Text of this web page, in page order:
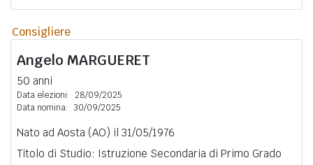
Consigliere
Angelo MARGUERET
50 anni
Data elezioni: 28/09/2025
Data nomina: 30/09/2025
Nato ad Aosta (AO) il 31/05/1976
Titolo di Studio: Istruzione Secondaria di Primo Grado